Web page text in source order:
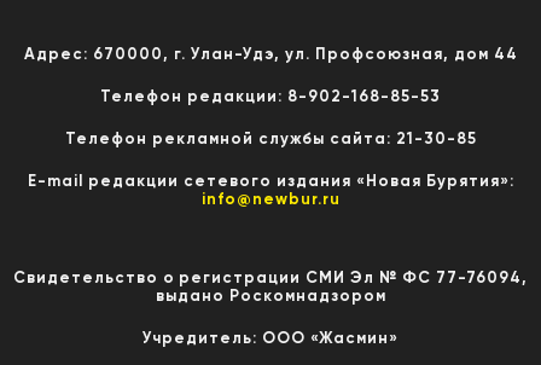
Адрес: 670000, г. Улан-Удэ, ул. Профсоюзная, дом 44
Телефон редакции: 8-902-168-85-53
Телефон рекламной службы сайта: 21-30-85
E-mail редакции сетевого издания «Новая Бурятия»:
info@newbur.ru
Свидетельство о регистрации СМИ Эл № ФС 77-76094,
выдано Роскомнадзором
Учредитель: ООО «Жасмин»